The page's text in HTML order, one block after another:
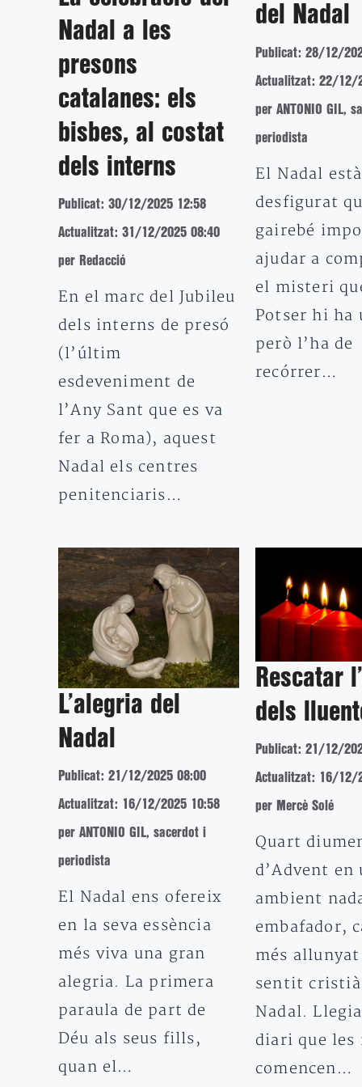
Nadal a les
presons
catalanes: els
bisbes, al costat
dels interns
Publicat: 30/12/2025 12:58
Actualitzat: 31/12/2025 08:40
per Redacció
En el marc del Jubileu
dels interns de presó
(l’últim
esdeveniment de
l’Any Sant que es va
fer a Roma), aquest
Nadal els centres
penitenciaris…
del Nadal
Publicat: 28/12/
Actualitzat: 22/12/
per ANTONIO GIL,
periodista
El Nadal
desfigurat
gairebé
ajudar a
el misteri
Potser hi ha
però l’ha de
recórrer…
L’alegria del
Nadal
Publicat: 21/12/2025 08:00
Actualitzat: 16/12/2025 10:58
per ANTONIO GIL, sacerdot i
periodista
El Nadal ens ofereix
en la seva essència
més viva una gran
alegria. La primera
paraula de part de
Déu als seus fills,
quan el…
Rescatar
dels
Publicat: 21/12/
Actualitzat: 16/12/
per Mercè Solé
Quart
d’Advent en
ambient
embafador,
més
sentit cristià
Nadal.
diari que les
comencen…